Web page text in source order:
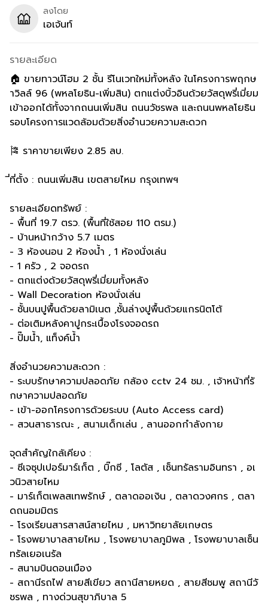
ลงโดย
เอเจ้นท์
รายละเอียด
🏠 ขายทาวน์โฮม 2 ชั้น รีโนเวทใหม่ทั้งหลัง ในโครงการพฤกษ
าวิลล์ 96 (พหลโยธิน-เพิ่มสิน) ตกแต่งบิ้วอินด้วยวัสดุพรี่เมี่ยม
เข้าออกได้ทั้งจากถนนเพิ่มสิน ถนนวัชรพล และถนนพหลโยธิน
รอบโครงการแวดล้อมด้วยสิ่งอำนวยความสะดวก
🎏 ราคาขายเพียง 2.85 ลบ.
ี่ที่ตั้ง : ถนนเพิ่มสิน เขตสายไหม กรุงเทพฯ
รายละเอียดทรัพย์ :
- พื้นที่ 19.7 ตรว. (พื้นที่ใช้สอย 110 ตรม.)
- บ้านหน้ากว้าง 5.7 เมตร
- 3 ห้องนอน 2 ห้องน้ำ , 1 ห้องนั่งเล่น
- 1 ครัว , 2 จอดรถ
- ตกแต่งด้วยวัสดุพรี่เมี่ยมทั้งหลัง
- Wall Decoration ห้องนั่งเล่น
- ชั้นบนปูพื้นด้วยลามิเนต ,ชั้นล่างปูพื้นด้วยแกรนิตโต้
- ต่อเติมหลังคาปูกระเบื้องโรงจอดรถ
- ปั๊มน้ำ, แท็งค์น้ำ
สิ่งอำนวยความสะดวก :
- ระบบรักษาความปลอดภัย กล้อง cctv 24 ชม. , เจ้าหน้าที่รั
กษาความปลอดภัย
- เข้า-ออกโครงการด้วยระบบ (Auto Access card)
- สวนสาธารณะ , สนามเด็กเล่น , ลานออกกำลังกาย
จุดสำคัญใกล้เคียง :
- ซีเจซุปเปอร์มาร์เก็ต , บิ๊กซี , โลตัส , เซ็นทรัลรามอินทรา , อเ
วนิวสายไหม
- มาร์เก็ตเพลสเทพรักษ์ , ตลาดออเงิน , ตลาดวงศกร , ตลา
ดถนอมมิตร
- โรงเรียนสารสาสน์สายไหม , มหาวิทยาลัยเกษตร
- โรงพยาบาลสายไหม , โรงพยาบาลภูมิพล , โรงพยาบาลเซ็น
ทรัลเยอเนรัล
- สนามบินดอนเมือง
- สถานีรถไฟ สายสีเขียว สถานีสายหยด , สายสีชมพู สถานีวั
ชรพล , ทางด่วนสุขาภิบาล 5